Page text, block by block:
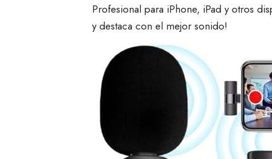
Profesional para iPhone, iPad y otros
y destaca con el mejor sonido!